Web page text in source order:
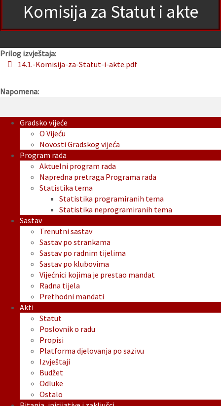
Komisija za Statut i akte
Prilog izvještaja:
14.1.-Komisija-za-Statut-i-akte.pdf
Napomena:
Gradsko vijeće
O Vijeću
Novosti Gradskog vijeća
Program rada
Aktuelni program rada
Napredna pretraga Programa rada
Statistika tema
Statistika programiranih tema
Statistika neprogramiranih tema
Sastav
Trenutni sastav
Sastav po strankama
Sastav po radnim tijelima
Sastav po klubovima
Vijećnici kojima je prestao mandat
Radna tijela
Prethodni mandati
Akti
Statut
Poslovnik o radu
Propisi
Platforma djelovanja po sazivu
Izvještaji
Budžet
Odluke
Ostalo